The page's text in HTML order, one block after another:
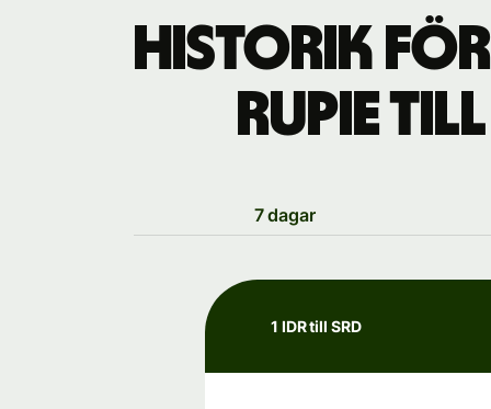
Historik
rupie
7 dagar
1 IDR till SRD